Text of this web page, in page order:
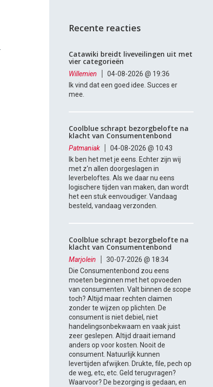
Recente reacties
Catawiki breidt liveveilingen uit met
vier categorieën
Willemien
04-08-2026 @ 19:36
Ik vind dat een goed idee. Succes er
mee.
Coolblue schrapt bezorgbelofte na
klacht van Consumentenbond
Patmaniak
04-08-2026 @ 10:43
Ik ben het met je eens. Echter zijn wij
met z'n allen doorgeslagen in
leverbeloftes. Als we daar nu eens
logischere tijden van maken, dan wordt
het een stuk eenvoudiger. Vandaag
besteld, vandaag verzonden.
Coolblue schrapt bezorgbelofte na
klacht van Consumentenbond
Marjolein
30-07-2026 @ 18:34
Die Consumentenbond zou eens
moeten beginnen met het opvoeden
van consumenten. Valt binnen de scope
toch? Altijd maar rechten claimen
zonder te wijzen op plichten. De
consument is niet debiel, niet
handelingsonbekwaam en vaak juist
zeer geslepen. Altijd draait iemand
anders op voor kosten. Nooit de
consument. Natuurlijk kunnen
levertijden afwijken. Drukte, file, pech op
de weg, etc, etc. Geld terugvragen?
Waarvoor? De bezorging is gedaan, en